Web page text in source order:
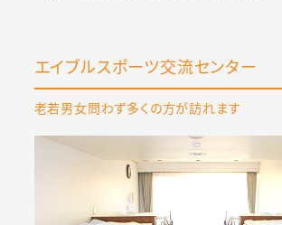
エイブルスポーツ交流センター
老若男女問わず多くの方が訪れます